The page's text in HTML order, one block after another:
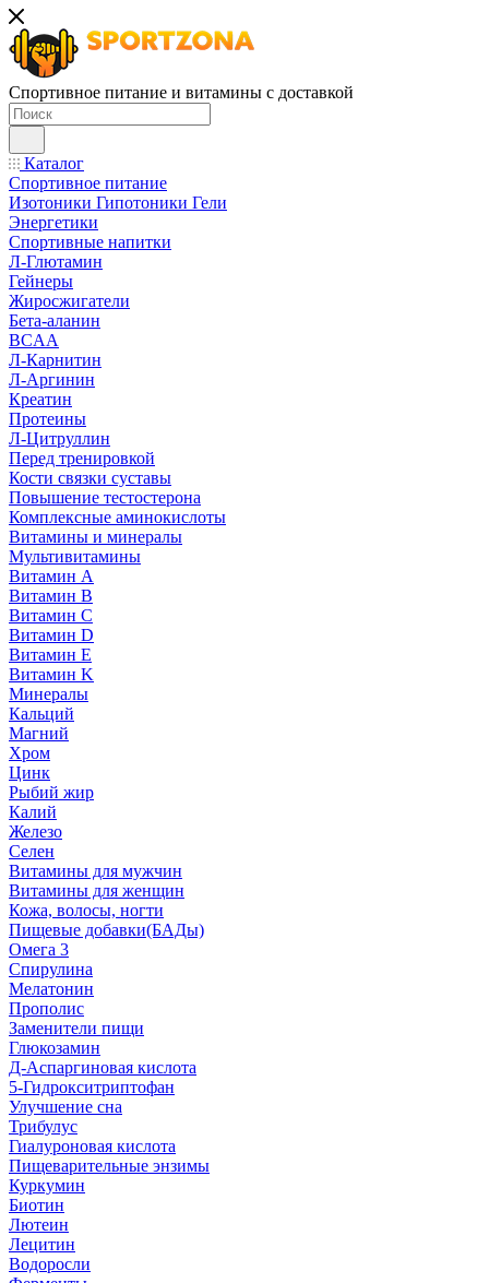
Спортивное питание и витамины с доставкой
Каталог
Спортивное питание
Изотоники Гипотоники Гели
Энергетики
Спортивные напитки
Л-Глютамин
Гейнеры
Жиросжигатели
Бета-аланин
BCAA
Л-Карнитин
Л-Аргинин
Креатин
Протеины
Л-Цитруллин
Перед тренировкой
Кости связки суставы
Повышение тестостерона
Комплексные аминокислоты
Витамины и минералы
Мультивитамины
Витамин A
Витамин B
Витамин C
Витамин D
Витамин E
Витамин K
Минералы
Кальций
Магний
Хром
Цинк
Рыбий жир
Калий
Железо
Селен
Витамины для мужчин
Витамины для женщин
Кожа, волосы, ногти
Пищевые добавки(БАДы)
Омега 3
Спирулина
Мелатонин
Прополис
Заменители пищи
Глюкозамин
Д-Аспаргиновая кислота
5-Гидрокситриптофан
Улучшение сна
Трибулус
Гиалуроновая кислота
Пищеварительные энзимы
Куркумин
Биотин
Лютеин
Лецитин
Водоросли